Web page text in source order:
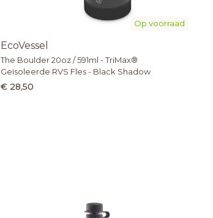
Op voorraad
EcoVessel
The Boulder 20oz / 591ml - TriMax®
Geïsoleerde RVS Fles - Black Shadow
€ 28,50